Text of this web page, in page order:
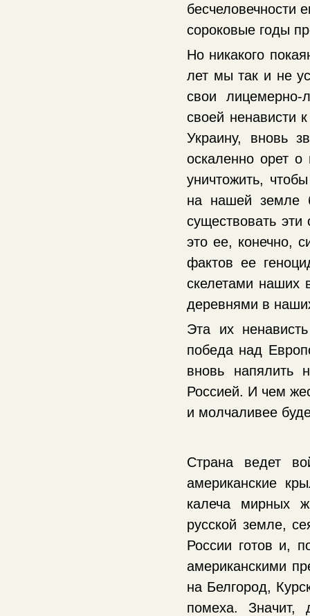
бесчеловечности
сороковые годы
Но никакого
лет мы так и не
свои
своей ненависти
Украину, вновь
оскаленно орет
уничтожить,
на нашей земле
существовать
это ее, конечно,
фактов ее
скелетами наших
деревнями в
Эта их
победа над
вновь напялить
Россией. И чем
и молчаливее
Страна ведет
американские
калеча мирных
русской земле,
России готов и,
американскими
на Белгород,
помеха. Значит,